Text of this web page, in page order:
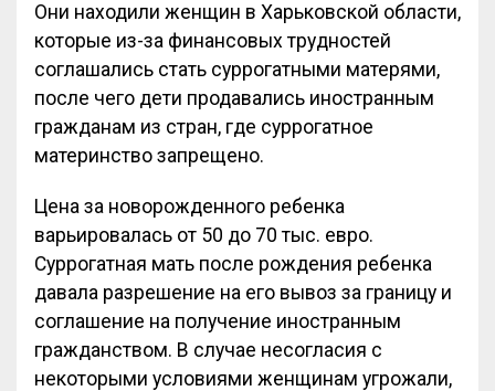
Они находили женщин в Харьковской области,
которые из-за финансовых трудностей
соглашались стать суррогатными матерями,
после чего дети продавались иностранным
гражданам из стран, где суррогатное
материнство запрещено.
Цена за новорожденного ребенка
варьировалась от 50 до 70 тыс. евро.
Суррогатная мать после рождения ребенка
давала разрешение на его вывоз за границу и
соглашение на получение иностранным
гражданством. В случае несогласия с
некоторыми условиями женщинам угрожали,